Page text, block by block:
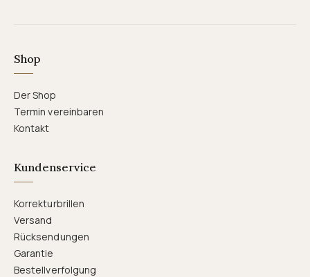
Shop
Der Shop
Termin vereinbaren
Kontakt
Kundenservice
Korrekturbrillen
Versand
Rücksendungen
Garantie
Bestellverfolgung